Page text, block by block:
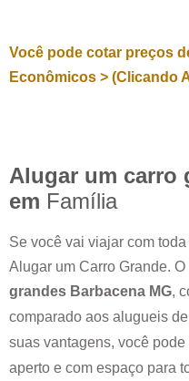
Você pode cotar preços
Econômicos > (Clicando
Alugar um carro
em Família
Se você vai viajar com
Alugar um Carro Grande. O
grandes Barbacena MG,
comparado aos alugueis
suas vantagens, você
aperto e com espaço para